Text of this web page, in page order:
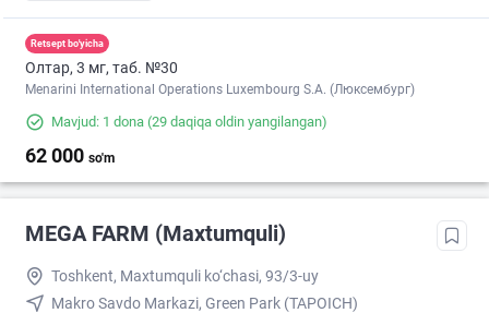
Retsept bo'yicha
Олтар, 3 мг, таб. №30
Menarini International Operations Luxembourg S.A. (Люксембург)
Mavjud: 1 dona (29 daqiqa oldin yangilangan)
62 000 so'm
MEGA FARM (Maxtumquli)
Toshkent, Maxtumquli ko‘chasi, 93/3-uy
Makro Savdo Markazi, Green Park (TAPOICH)